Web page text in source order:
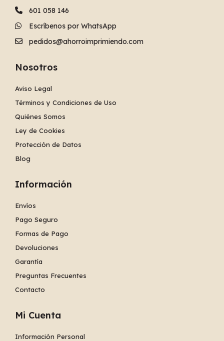
601 058 146
Escríbenos por WhatsApp
pedidos@ahorroimprimiendo.com
Nosotros
Aviso Legal
Términos y Condiciones de Uso
Quiénes Somos
Ley de Cookies
Protección de Datos
Blog
Información
Envíos
Pago Seguro
Formas de Pago
Devoluciones
Garantía
Preguntas Frecuentes
Contacto
Mi Cuenta
Información Personal